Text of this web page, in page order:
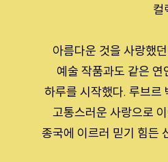
컬
아름다운 것을 사랑했
예술 작품과도 같은
하루를 시작했다. 루브르
고통스러운 사랑으로
종국에 이르러 믿기 힘든